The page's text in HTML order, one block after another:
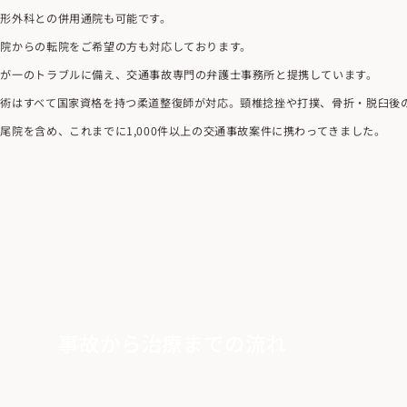
外科との併用通院も可能です。
からの転院をご希望の方も対応しております。
一のトラブルに備え、交通事故専門の弁護士事務所と提携しています。
はすべて国家資格を持つ柔道整復師が対応。頸椎捻挫や打撲、骨折・脱臼後
院を含め、これまでに1,000件以上の交通事故案件に携わってきました。